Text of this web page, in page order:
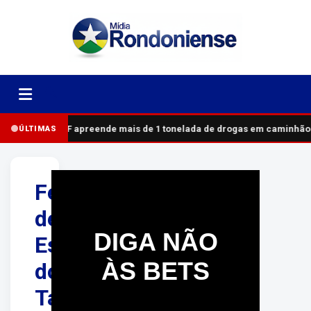
ÚLTIMASPRF apreende mais de 1 tonelada de drogas em caminhão
Festival
de
Esfirras
do
Taí
DIGA NÃO
ÀS BETS